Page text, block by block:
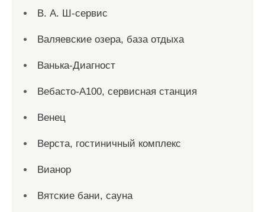
В. А. Ш-сервис
Валяевские озера, база отдыха
Ванька-Диагност
Вебасто-А100, сервисная станция
Венец
Верста, гостиничный комплекс
Вианор
Вятские бани, сауна